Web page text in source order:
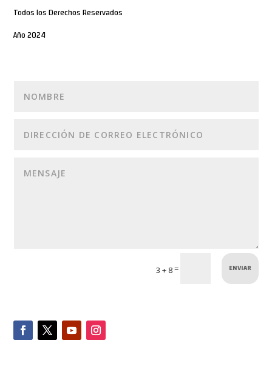
Todos los Derechos Reservados
Año 2024
3 + 8= ENVIAR